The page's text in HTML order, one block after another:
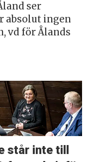
ser
absolut ingen
vd för Ålands
står inte till